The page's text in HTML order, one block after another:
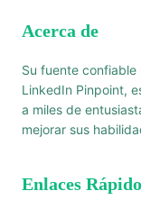
Acerca de
Su fuente
LinkedIn Pinpoint,
a miles de
mejorar sus
Enlaces